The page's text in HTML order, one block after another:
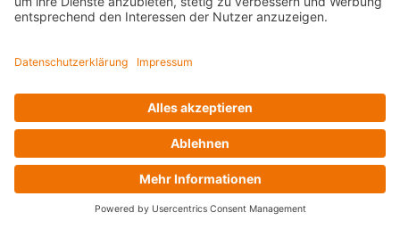
Alle anzeigen
Außenstationen
Klingeltaster und Gongs
Sprechanlagen-Sets
Zubehör Türkommunikation
Videoüberwachung
Zubehör Videoüberwachung
Alle anzeigen